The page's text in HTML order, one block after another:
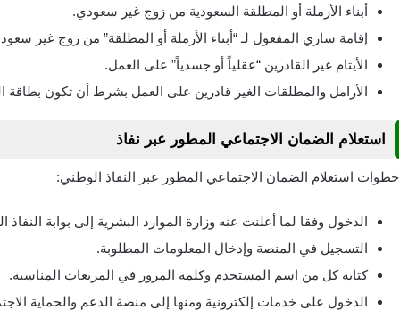
أبناء الأرملة أو المطلقة السعودية من زوج غير سعودي.
إقامة ساري المفعول لـ “أبناء الأرملة أو المطلقة” من زوج غير
الأيتام غير القادرين “عقلياً أو جسدياً” على العمل.
الأرامل والمطلقات الغير قادرين على العمل بشرط أن تكون بطاقة
استعلام الضمان الاجتماعي المطور عبر نفاذ
خطوات استعلام الضمان الاجتماعي المطور عبر النفاذ الوطني:
الدخول وفقا لما أعلنت عنه وزارة الموارد البشرية إلى بوابة النفاذ
التسجيل في المنصة وإدخال المعلومات المطلوبة.
كتابة كل من اسم المستخدم وكلمة المرور في المربعات المناسبة.
الدخول على خدمات إلكترونية ومنها إلى منصة الدعم والحماية